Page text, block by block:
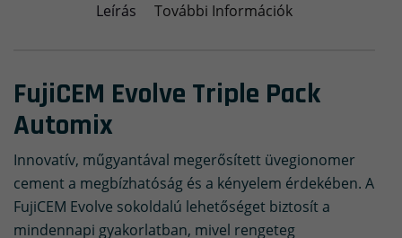
Leírás További Információk
FujiCEM Evolve Triple Pack
Automix
Innovatív, műgyantával megerősített üvegionomer
cement a megbízhatóság és a kényelem érdekében. A
FujiCEM Evolve sokoldalú lehetőséget biztosít a
mindennapi gyakorlatban, mivel rengeteg